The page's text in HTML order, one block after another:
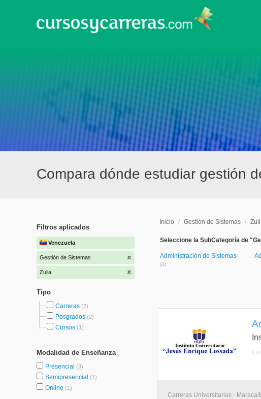
Compara dónde estudiar gestión
Filtros aplicados
Venezuela
Gestión de Sistemas
Zulia
Tipo
Carreras (2)
Posgrados (2)
Cursos (1)
Modalidad de Enseñanza
Presencial (3)
Semipresencial (1)
Online (1)
Inicio / Gestión de Sistemas /
Seleccione la SubCategoría de
Administración de Sistemas
(4)
Carreras Universitarias -